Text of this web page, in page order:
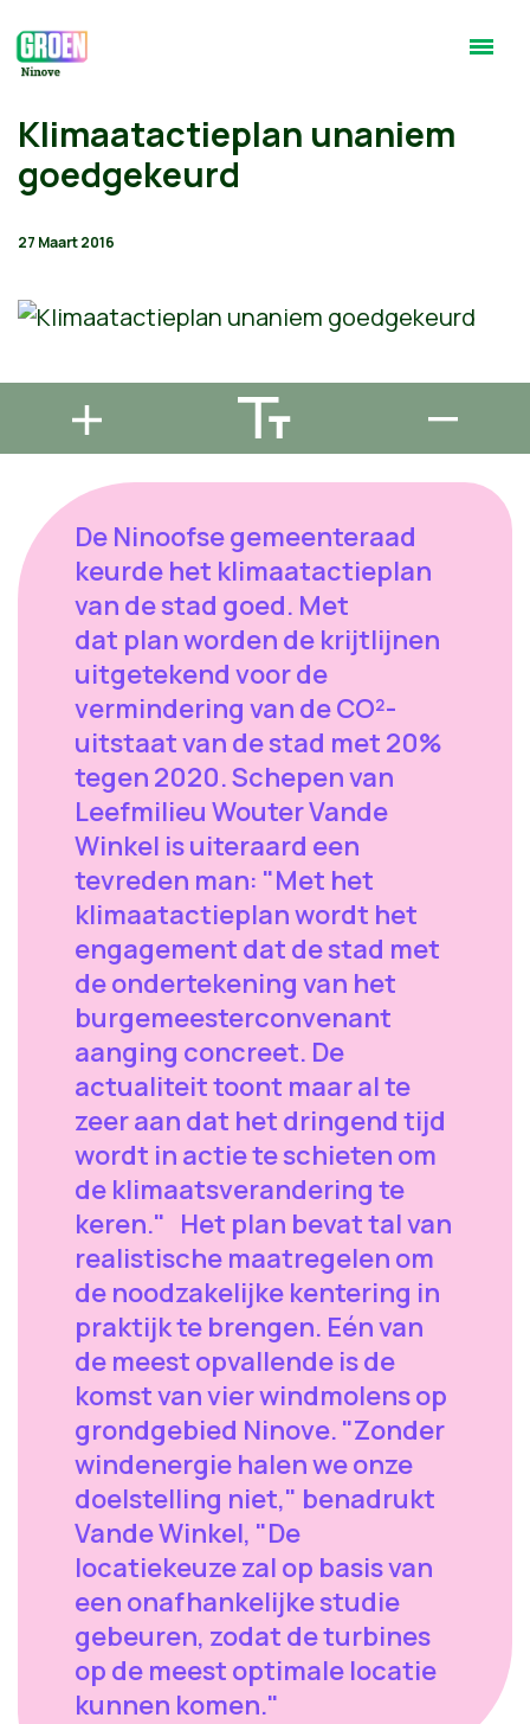
Klimaatactieplan unaniem
goedgekeurd
27 Maart 2016
De Ninoofse gemeenteraad
keurde het klimaatactieplan
van de stad goed. Met
dat plan worden de krijtlijnen
uitgetekend voor de
vermindering van de CO²-
uitstaat van de stad met 20%
tegen 2020. Schepen van
Leefmilieu Wouter Vande
Winkel is uiteraard een
tevreden man: "Met het
klimaatactieplan wordt het
engagement dat de stad met
de ondertekening van het
burgemeesterconvenant
aanging concreet. De
actualiteit toont maar al te
zeer aan dat het dringend tijd
wordt in actie te schieten om
de klimaatsverandering te
keren." Het plan bevat tal van
realistische maatregelen om
de noodzakelijke kentering in
praktijk te brengen. Eén van
de meest opvallende is de
komst van vier windmolens op
grondgebied Ninove. "Zonder
windenergie halen we onze
doelstelling niet," benadrukt
Vande Winkel, "De
locatiekeuze zal op basis van
een onafhankelijke studie
gebeuren, zodat de turbines
op de meest optimale locatie
kunnen komen."